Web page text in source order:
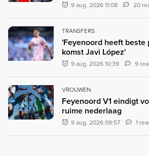
9 aug. 2026 11:08 20
TRANSFERS
'Feyenoord heeft beste
komst Javi López'
9 aug. 2026 10:39 9
VROUWEN
Feyenoord V1 eindigt
ruime nederlaag
9 aug. 2026 09:57 1